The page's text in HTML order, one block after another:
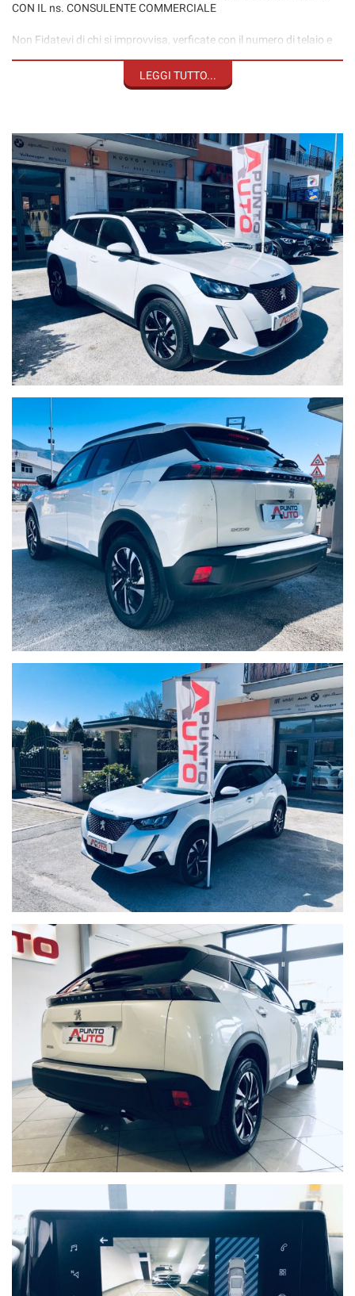
CON IL ns. CONSULENTE COMMERCIALE
Non Fidatevi di chi si improvvisa, verficate con il numero di telaio e
stradale e vettura sostitutiva, anche per 24 mesi con soli 350,00€
Finanziamenti personalizzati con possibilità di furto, incendio,
polizza cristalli, atti vandalici ed eventi atmosferici.
Punto Auto Srl
Sig Nicola Lombardozzi
Tel.: 39 - 0865 - 41.24.13
Tel.: 39 - 347 - 1.70.61.28
Fax: 39 - 0865 - 41.24.13
Viale Dei Pentri, 58, 60, 62
I 86170 Isernia
Web www.puntoautosrl.net
Scrivi: info@puntoautosrl.net
LEGGI TUTTO...
NON HAI
TROVATO
L'AUTO CHE